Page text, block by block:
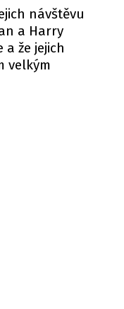
návštěvu
a Harry
že jejich
velkým